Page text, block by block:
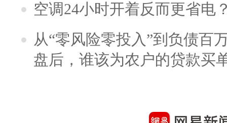
空调24小时开着反而更省电
从“零风险零投入”到负债百
盘后，谁该为农户的贷款买